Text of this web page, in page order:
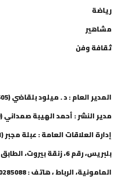
رياضة
مشاهير
ثقافة وفن
المدير العام : د . ميلود بلقاضي (0661100605)
مدير النشر : أحمد الهيبة صمداني (0659506080)
إدارة العلاقات العامة : عبلة مجبر (0707315941)